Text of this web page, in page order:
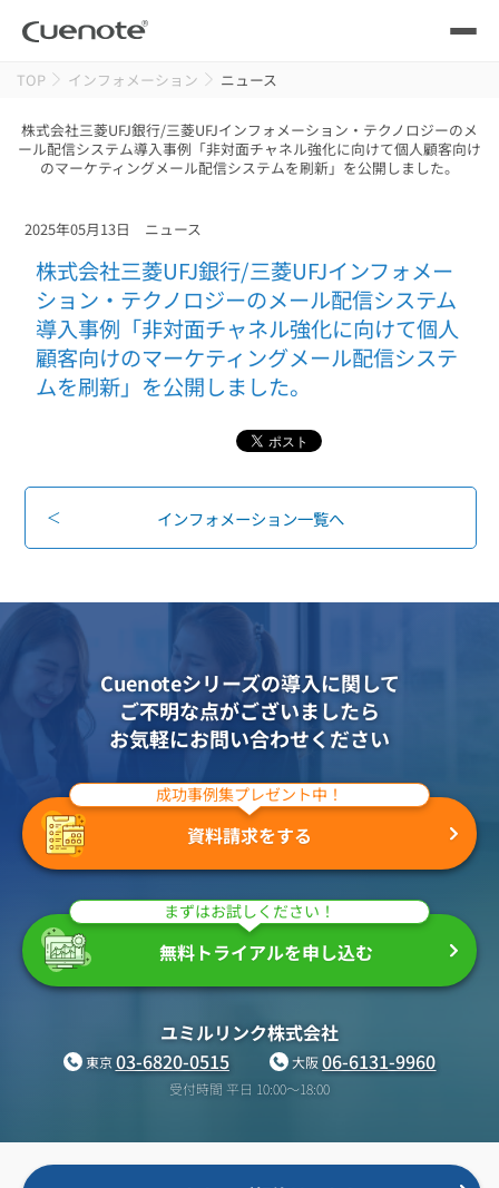
製品
メール配信システム
kintone（キントーン）メール配信
認証サービス
Webプッシュ通知サービス
アンケートシステム・フォーム
緊急参集・安否確認
SNSプロモーション支援事業
活用シーン
会員獲得／ニーズ把握
コストを抑える
システム連携・効率化
セキュリティ対策
デジタルマーケティング
導入事例
サポート
セミナー
ブログ・各種資料
マーケティングブログ
メール配信用語集
資料請求・お問い合わせ
無料トライアル
東京03-6820-0515 大阪06-6131-9960
（平日 10:00〜18:00）
TOP インフォメーション ニュース
株式会社三菱UFJ銀行/三菱UFJインフォメーション・テクノロジーのメ
ール配信システム導入事例「非対面チャネル強化に向けて個人顧客向け
のマーケティングメール配信システムを刷新」を公開しました。
2025年05月13日 ニュース
株式会社三菱UFJ銀行/三菱UFJインフォメー
ション・テクノロジーのメール配信システム
導入事例「非対面チャネル強化に向けて個人
顧客向けのマーケティングメール配信システ
ムを刷新」を公開しました。
インフォメーション一覧へ
Cuenoteシリーズの導入に関して
ご不明な点がございましたら
お気軽にお問い合わせください
成功事例集プレゼント中！
資料請求をする
まずはお試しください！
無料トライアルを申し込む
ユミルリンク株式会社
東京03-6820-0515 大阪06-6131-9960
受付時間 平日 10:00〜18:00